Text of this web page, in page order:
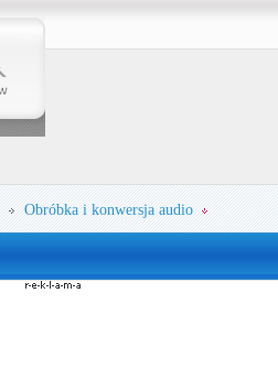
Obróbka i konwersja audio